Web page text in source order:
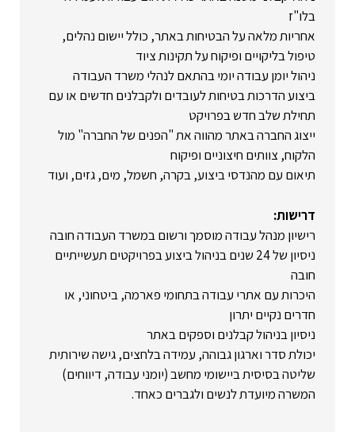
בלו"ז
אחריות מלאה על הבטיחות באתר, כולל יישום נהלים,
טיפול בליקויים ופיקוח על תקינות ציוד
ניהול יומן עבודה יומי בהתאם לנהלי משרד העבודה
ביצוע הדרכות בטיחות לעובדים ולקבלנים חדשים או עם
תחילת שלב חדש בפרויקט
ייצוג החברה באתר מהווה את "הפנים של החברה" מול
הלקוח, צוותים חיצוניים ופיקוח
תיאום עם מהנדסי ביצוע, בקרה, חשמל, מים, גזים, ועוד
דרישות:
רישיון מנהל עבודה מוסמך ורשום במשרד העבודה חובה
ניסיון של 24 שנים בניהול ביצוע בפרויקטים תעשייתיים
חובה
היכרות עם אתרי עבודה בתחומי פארמה, ביטחוני, או
חדרים נקיים יתרון
ניסיון בניהול קבלנים וספקים באתר
יכולת סדר וארגון גבוהה, עמידה בלחצים, גישה שירותית
שליטה בסיסית ביישומי מחשב (יומני עבודה, דיווחים)
המשרה מיועדת לנשים ולגברים כאחד.